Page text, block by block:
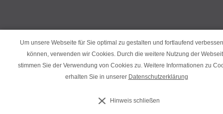
Um unsere Webseite für Sie optimal zu gestalten und fortlaufend
können, verwenden wir Cookies. Durch die weitere Nutzung der
stimmen Sie der Verwendung von Cookies zu. Weitere Informationen zu
erhalten Sie in unserer Datenschutzerklärung
Hinweis schließen